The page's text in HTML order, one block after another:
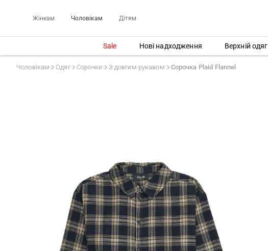
Жінкам Чоловікам Дітям
Sale Нові надходження Верхній одяг
Чоловікам Одяг Сорочки З довгим рукавом Сорочка Plaid Flannel